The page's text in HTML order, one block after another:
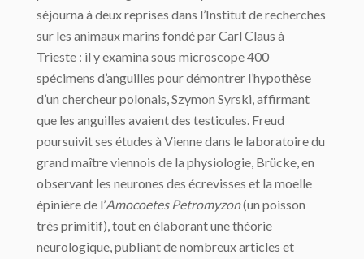
séjourna à deux reprises dans l’Institut de recherches
sur les animaux marins fondé par Carl Claus à
Trieste : il y examina sous microscope 400
spécimens d’anguilles pour démontrer l’hypothèse
d’un chercheur polonais, Szymon Syrski, affirmant
que les anguilles avaient des testicules. Freud
poursuivit ses études à Vienne dans le laboratoire du
grand maître viennois de la physiologie, Brücke, en
observant les neurones des écrevisses et la moelle
épinière de l’Amocoetes Petromyzon(un poisson
très primitif), tout en élaborant une théorie
neurologique, publiant de nombreux articles et